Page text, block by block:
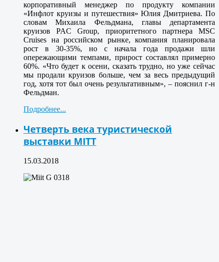
корпоративный менеджер по продукту компании
«Инфлот круизы и путешествия» Юлия Дмитриева. По
словам Михаила Фельдмана, главы департамента
круизов PAC Group, приоритетного партнера MSC
Cruises на российском рынке, компания планировала
рост в 30-35%, но с начала года продажи шли
опережающими темпами, прирост составлял примерно
60%. «Что будет к осени, сказать трудно, но уже сейчас
мы продали круизов больше, чем за весь предыдущий
год, хотя тот был очень результативным», – пояснил г-н
Фельдман.
Подробнее...
Четверть века туристической
выставки MITT
15.03.2018